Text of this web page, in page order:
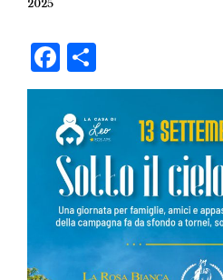
F
a
c
e
b
o
o
k
o
n
di
vi
di